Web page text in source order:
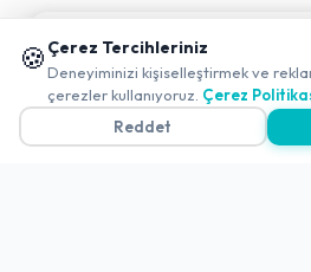
E-Posta
Dokuz Eylül Üniversitesi
Doğuş Cad. No:207 Z İç Kapı
🍪 Çerez Tercihleriniz
Deneyiminizi kişiselleştirmek ve
çerezler kullanıyoruz. Çerez
Reddet
📱 Mobil uygulamamızı